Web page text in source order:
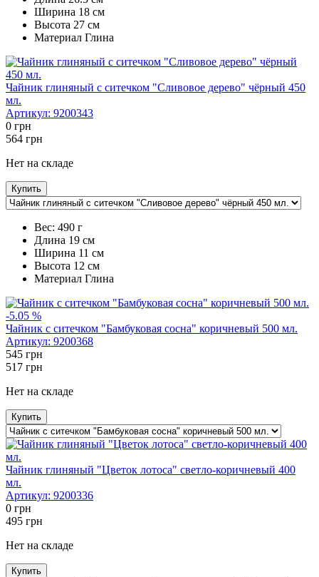
Ширина 18 см
Высота 27 см
Maтериал Глина
Чайник глиняный с ситечком "Сливовое дерево" чёрный 450
мл.
Артикул: 9200343
0 грн
564 грн
Нет на складе
Купить
Вес: 490 г
Длина 19 см
Ширина 11 см
Высота 12 см
Maтериал Глина
-5.05 %
Чайник с ситечком "Бамбуковая сосна" коричневый 500 мл.
Артикул: 9200368
545 грн
517 грн
Нет на складе
Купить
Чайник глиняный "Цветок лотоса" светло-коричневый 400
мл.
Артикул: 9200336
0 грн
495 грн
Нет на складе
Купить